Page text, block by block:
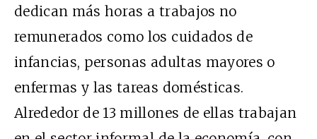
dedican más horas a trabajos no
remunerados como los cuidados de
infancias, personas adultas mayores o
enfermas y las tareas domésticas.
Alrededor de 13 millones de ellas trabajan